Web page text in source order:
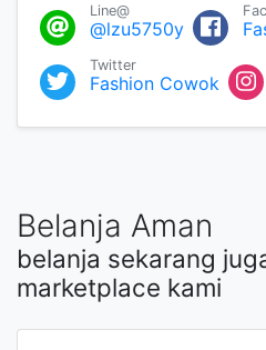
Line@
@lzu5750y
Twitter
Fashion Cowok
Belanja Aman
belanja sekarang
marketplace kami